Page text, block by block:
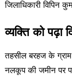
जिलाधिकारी विपिन
व्यक्ति को पढ़ा
तहसील बरहज के ग्राम
नलकूप की जमीन पर